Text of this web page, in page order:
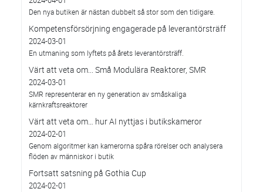
Den nya butiken är nästan dubbelt så stor som den tidigare.
Kompetensförsörjning engagerade på leverantörsträff
2024-03-01
En utmaning som lyftets på årets leverantörsträff.
Värt att veta om... Små Modulära Reaktorer, SMR
2024-03-01
SMR representerar en ny generation av småskaliga
kärnkraftsreaktorer
Värt att veta om… hur AI nyttjas i butikskameror
2024-02-01
Genom algoritmer kan kamerorna spåra rörelser och analysera
flöden av människor i butik
Fortsatt satsning på Gothia Cup
2024-02-01